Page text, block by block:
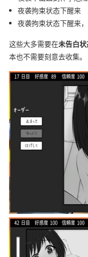
夜袭拘束状态下醒来
夜袭拘束状态下醒来
这些大多需要在未告白
本也不需要刻意去收集。